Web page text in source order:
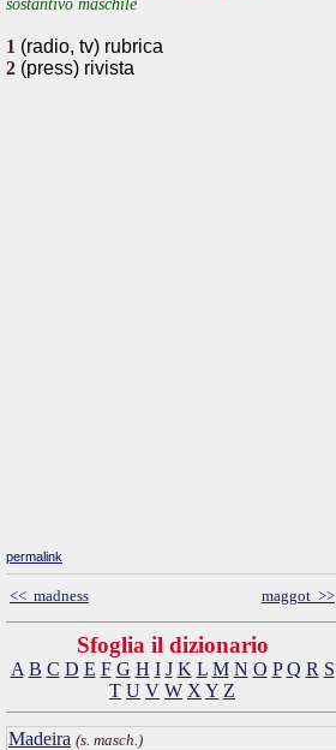
1 (radio, tv) rubrica
2 (press) rivista
permalink
<< madness maggot >>
Sfoglia il dizionario
A B C D E F G H I J K L M N O P Q R S
T U V W X Y Z
Madeira (s. masch.)